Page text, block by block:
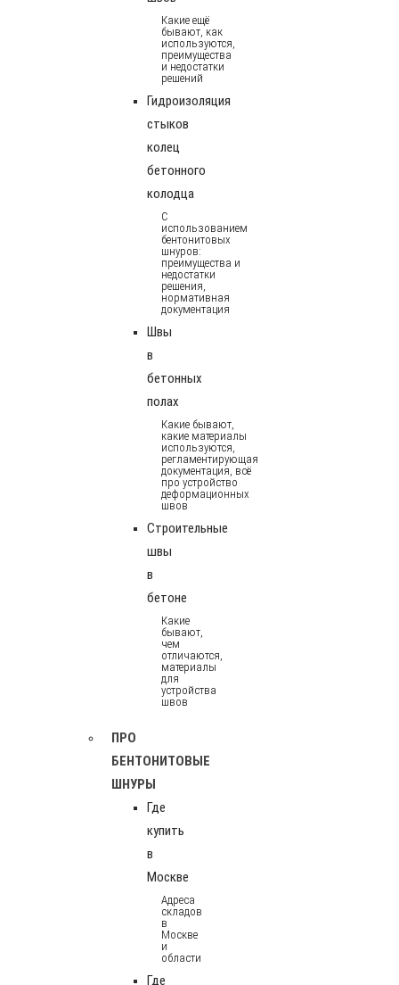
Какие ещё
бывают, как
используются,
преимущества
и недостатки
решений
Гидроизоляция
стыков
колец
бетонного
колодца
С
использованием
бентонитовых
шнуров:
преимущества и
недостатки
решения,
нормативная
документация
Швы
в
бетонных
полах
Какие бывают,
какие материалы
используются,
регламентирующая
документация, всё
про устройство
деформационных
швов
Строительные
швы
в
бетоне
Какие
бывают,
чем
отличаются,
материалы
для
устройства
швов
ПРО
БЕНТОНИТОВЫЕ
ШНУРЫ
Где
купить
в
Москве
Адреса
складов
в
Москве
и
области
Где